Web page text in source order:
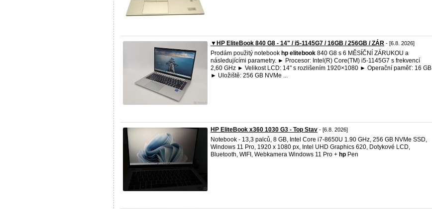
▼HP EliteBook 840 G8 - 14" / i5-1145G7 / 16GB / 256GB / ZÁR - [6.8. 2026]
Prodám použitý notebook hp elitebook 840 G8 s 6 MĚSÍČNÍ ZÁRUKOU a
následujícími parametry. ► Procesor: Intel(R) Core(TM) i5-1145G7 s frekvencí
2,60 GHz ► Velikost LCD: 14" s rozlišením 1920×1080 ► Operační paměť: 16 GB
► Uložiště: 256 GB NVMe ...
HP EliteBook x360 1030 G3 - Top Stav - [6.8. 2026]
Notebook - 13,3 palců, 8 GB, Intel Core i7-8650U 1.90 GHz, 256 GB NVMe SSD,
Windows 11 Pro, 1920 x 1080 px, Intel UHD Graphics 620, Dotykové LCD,
Bluetooth, WIFI, Webkamera Windows 11 Pro + hp Pen